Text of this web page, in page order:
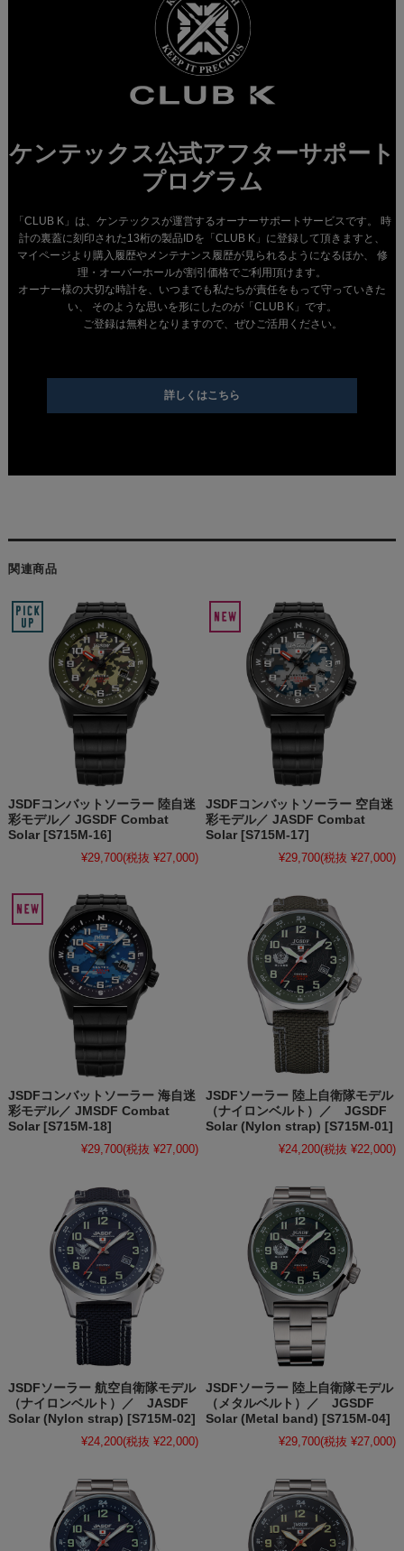
ケンテックス公式アフターサポート
プログラム
「CLUB K」は、ケンテックスが運営するオーナーサポートサービスです。 時
計の裏蓋に刻印された13桁の製品IDを「CLUB K」に登録して頂きますと、
マイページより購入履歴やメンテナンス履歴が見られるようになるほか、 修
理・オーバーホールが割引価格でご利用頂けます。
オーナー様の大切な時計を、いつまでも私たちが責任をもって守っていきた
い、 そのような思いを形にしたのが「CLUB K」です。
ご登録は無料となりますので、ぜひご活用ください。
詳しくはこちら
関連商品
JSDFコンバットソーラー 陸自迷
彩モデル／ JGSDF Combat
Solar [S715M-16]
¥29,700(税抜 ¥27,000)
JSDFコンバットソーラー 空自迷
彩モデル／ JASDF Combat
Solar [S715M-17]
¥29,700(税抜 ¥27,000)
JSDFコンバットソーラー 海自迷
彩モデル／ JMSDF Combat
Solar [S715M-18]
¥29,700(税抜 ¥27,000)
JSDFソーラー 陸上自衛隊モデル
（ナイロンベルト）／ JGSDF
Solar (Nylon strap) [S715M-01]
¥24,200(税抜 ¥22,000)
JSDFソーラー 航空自衛隊モデル
（ナイロンベルト）／ JASDF
Solar (Nylon strap) [S715M-02]
¥24,200(税抜 ¥22,000)
JSDFソーラー 陸上自衛隊モデル
（メタルベルト）／ JGSDF
Solar (Metal band) [S715M-04]
¥29,700(税抜 ¥27,000)